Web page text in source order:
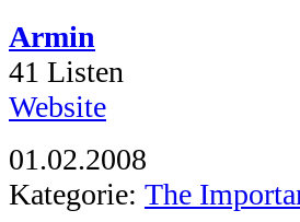
Armin
41 Listen
Website
01.02.2008
Kategorie: The